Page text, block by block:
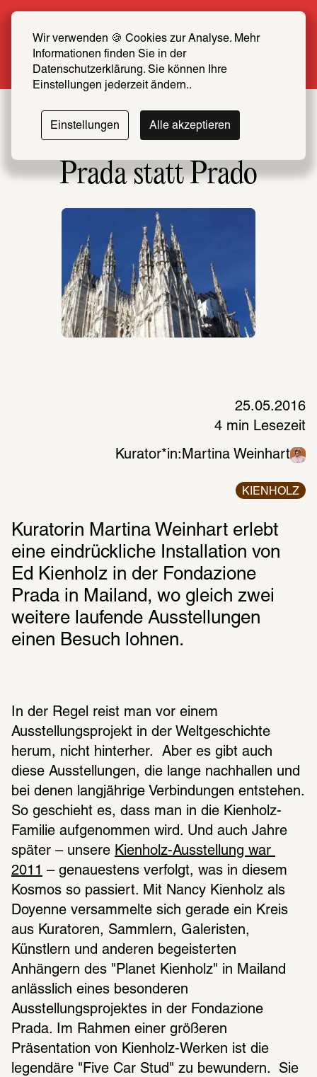
Wir verwenden 🍪 Cookies zur Analyse. Mehr
Informationen finden Sie in der
Datenschutzerklärung. Sie können Ihre
Einstellungen jederzeit ändern..
Einstellungen Alle akzeptieren
SCHIRN FREUND*IN werden
Mehr erfahren
Prada statt Prado
25.05.2016
4 min Lesezeit
Kurator*in: Martina Weinhart
KIENHOLZ
Kuratorin Martina Weinhart erlebt
eine eindrückliche Installation von
Ed Kienholz in der Fondazione
Prada in Mailand, wo gleich zwei
weitere laufende Ausstellungen
einen Besuch lohnen.
In der Regel reist man vor einem
Ausstellungsprojekt in der Weltgeschichte
herum, nicht hinterher.  Aber es gibt auch
diese Ausstellungen, die lange nachhallen und
bei denen langjährige Verbindungen entstehen.
So geschieht es, dass man in die Kienholz-
Familie aufgenommen wird. Und auch Jahre
später – unsere Kienholz-Ausstellung war
2011
– genauestens verfolgt, was in diesem
Kosmos so passiert. Mit Nancy Kienholz als
Doyenne versammelte sich gerade ein Kreis
aus Kuratoren, Sammlern, Galeristen,
Künstlern und anderen begeisterten
Anhängern des "Planet Kienholz" in Mailand
anlässlich eines besonderen
Ausstellungsprojektes in der Fondazione
Prada. Im Rahmen einer größeren
Präsentation von Kienholz-Werken ist die
legendäre "Five Car Stud" zu bewundern.  Sie